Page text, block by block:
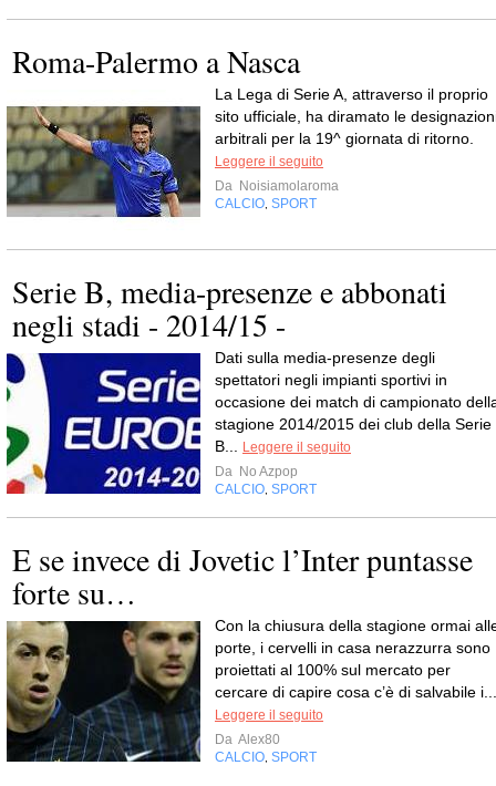
Roma-Palermo a Nasca
La Lega di Serie A, attraverso il proprio
sito ufficiale, ha diramato le
arbitrali per la 19^ giornata di ritorno.
Leggere il seguito
Da Noisiamolaroma
CALCIO SPORT
Serie B, media-presenze e abbonati
negli stadi - 2014/15 -
Dati sulla media-presenze degli
spettatori negli impianti sportivi in
occasione dei match di campionato
stagione 2014/2015 dei club della Serie
B...
Leggere il seguito
Da No Azpop
CALCIO SPORT
E se invece di Jovetic l’Inter puntasse
forte su…
Con la chiusura della stagione ormai
porte, i cervelli in casa nerazzurra sono
proiettati al 100% sul mercato per
cercare di capire cosa c’è di salvabile i...
Leggere il seguito
Da Alex80
CALCIO SPORT